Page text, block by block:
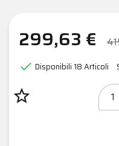
299,63 €
 Disponibili 18 Articoli
star_border